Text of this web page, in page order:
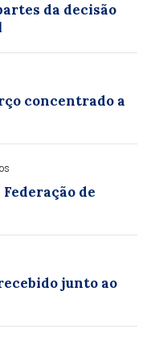
da decisão
concentrado a
de
junto ao